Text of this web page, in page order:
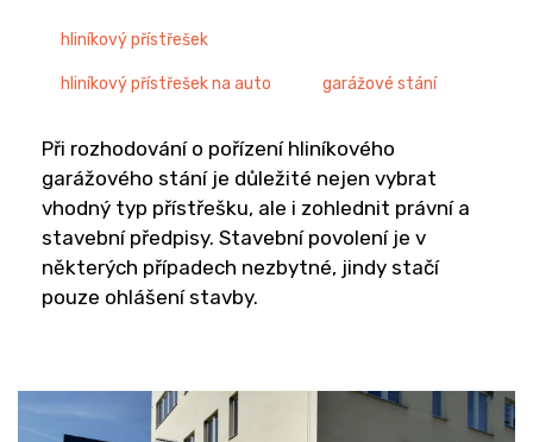
hliníkový přístřešek
hliníkový přístřešek na auto garážové stání
Při rozhodování o pořízení hliníkového
garážového stání je důležité nejen vybrat
vhodný typ přístřešku, ale i zohlednit právní a
stavební předpisy. Stavební povolení je v
některých případech nezbytné, jindy stačí
pouze ohlášení stavby.